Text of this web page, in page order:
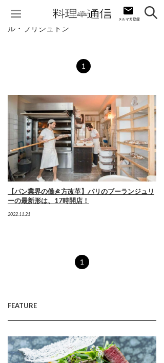
ル・ブリシュトン
1
【パン業界の働き方改革】パリのブーランジュリ
ーの最新形は、17時開店！
2022.11.21
1
FEATURE